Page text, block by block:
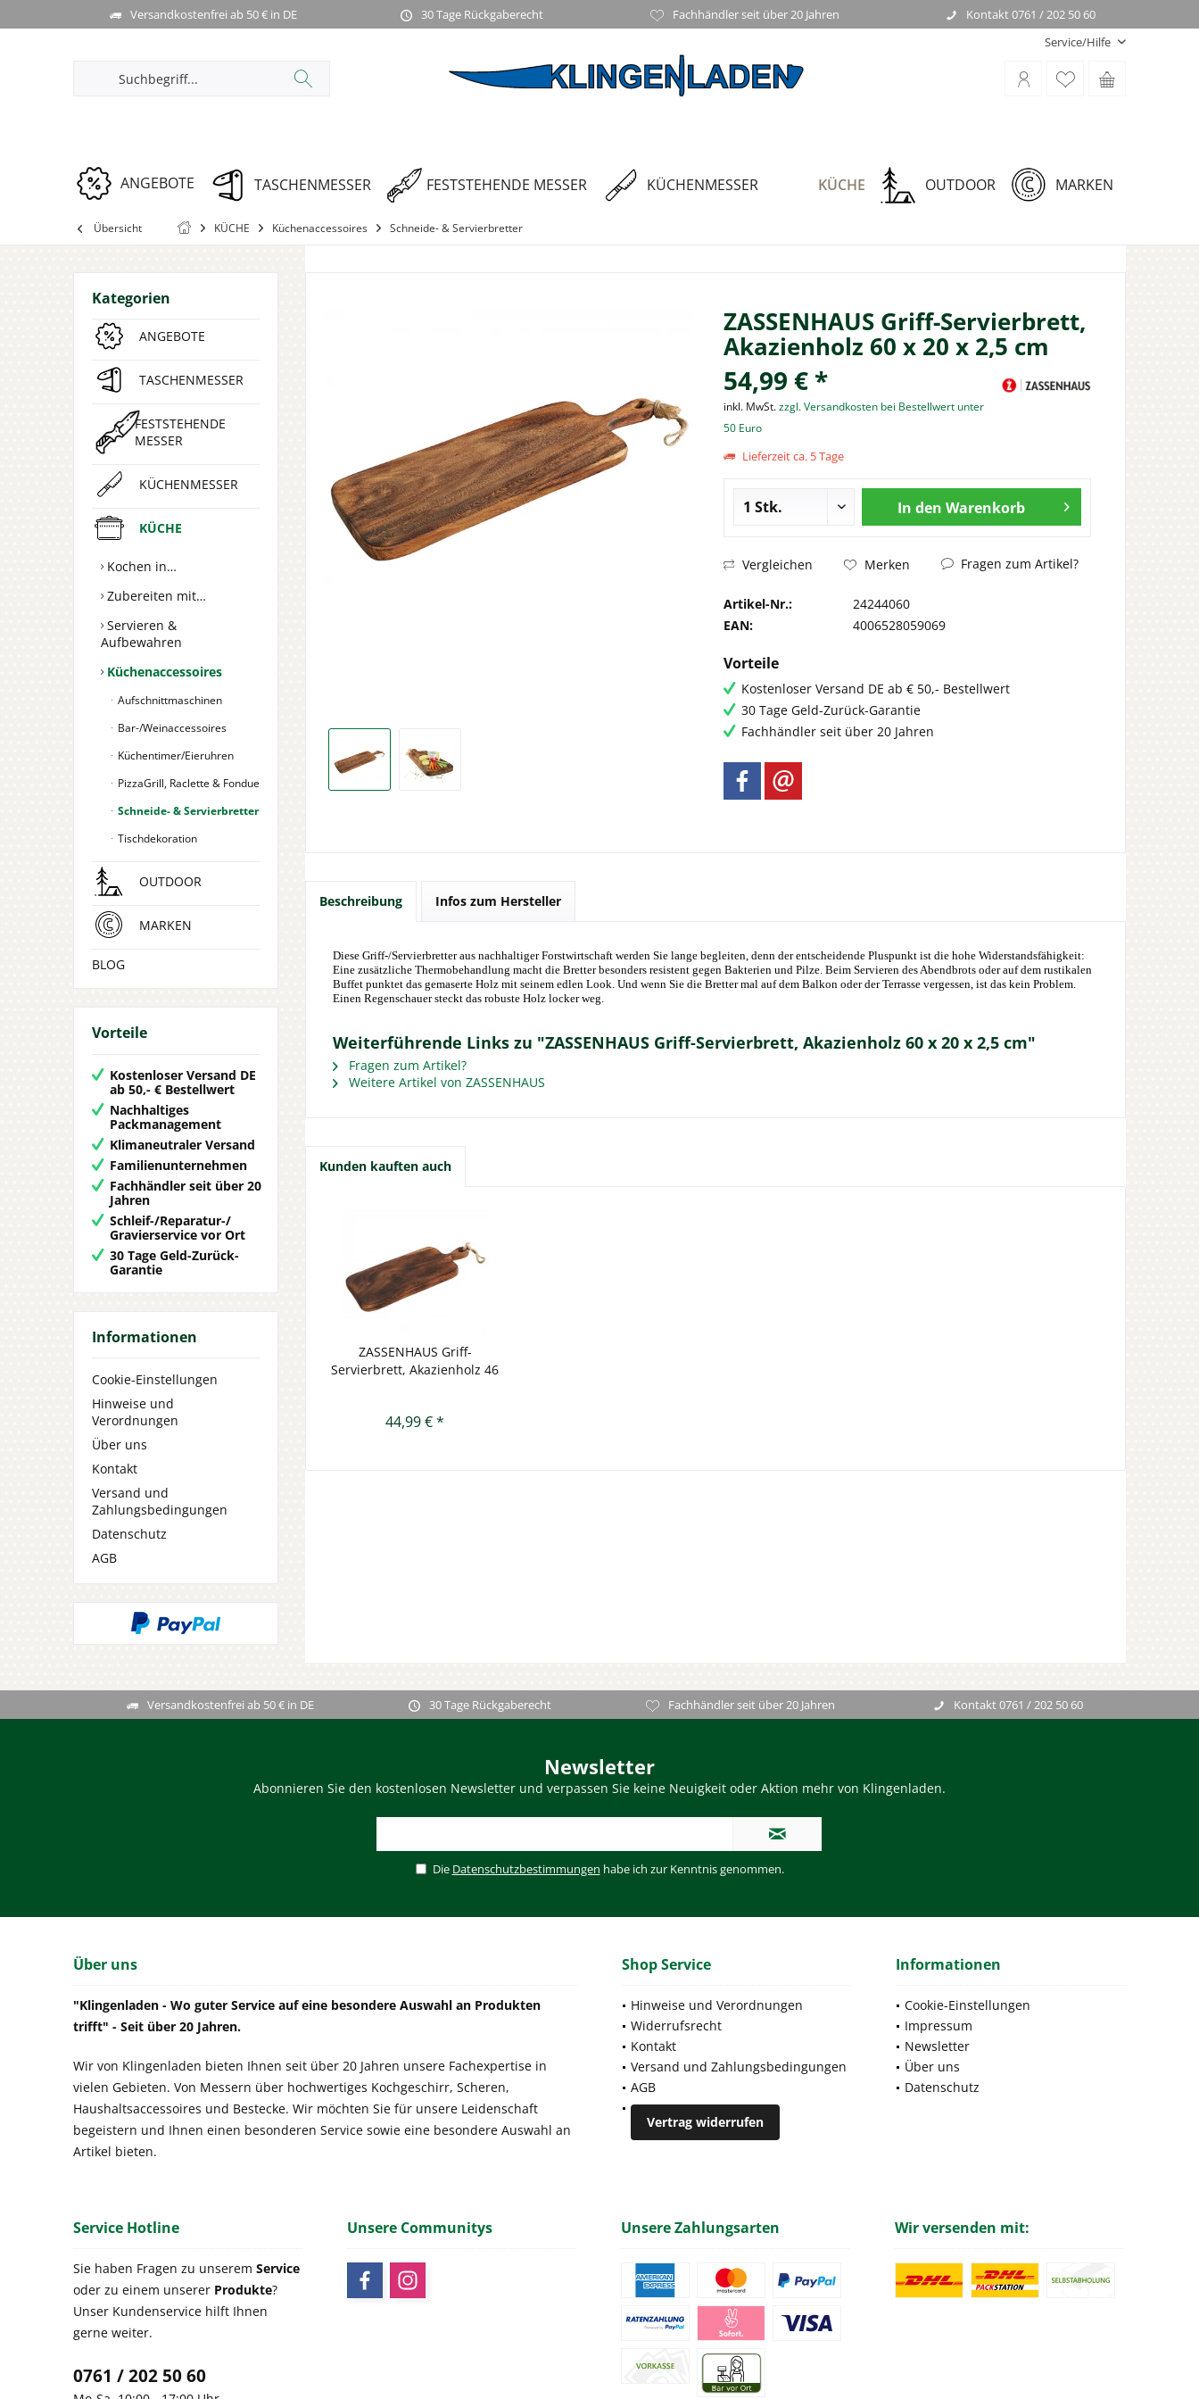
Versandkostenfrei ab 50 € in DE 30 Tage Rückgaberecht Fachhändler seit über 20 Jahren
Kontakt 0761 / 202 50 60
Service/Hilfe
ANGEBOTE TASCHENMESSER FESTSTEHENDE MESSER KÜCHENMESSER KÜCHE OUTDOOR MARKEN
Übersicht KÜCHE Küchenaccessoires Schneide- & Servierbretter
Kategorien
ANGEBOTE
TASCHENMESSER
FESTSTEHENDE
MESSER
KÜCHENMESSER
KÜCHE
Kochen in…
Zubereiten mit…
Servieren &
Aufbewahren
Küchenaccessoires
Aufschnittmaschinen
Bar-/Weinaccessoires
Küchentimer/Eieruhren
PizzaGrill, Raclette & Fondue
Schneide- & Servierbretter
Tischdekoration
OUTDOOR
MARKEN
BLOG
Vorteile
Kostenloser Versand DE
ab 50,- € Bestellwert
Nachhaltiges
Packmanagement
Klimaneutraler Versand
Familienunternehmen
Fachhändler seit über 20
Jahren
Schleif-/Reparatur-/
Gravierservice vor Ort
30 Tage Geld-Zurück-
Garantie
Informationen
Cookie-Einstellungen
Hinweise und
Verordnungen
Über uns
Kontakt
Versand und
Zahlungsbedingungen
Datenschutz
AGB
ZASSENHAUS Griff-Servierbrett,
Akazienholz 60 x 20 x 2,5 cm
54,99 € *
inkl. MwSt.zzgl. Versandkosten bei Bestellwert unter
50 Euro
Lieferzeit ca. 5 Tage
In den Warenkorb
Vergleichen Merken Fragen zum Artikel?
Artikel-Nr.:
24244060
EAN:
4006528059069
Vorteile
Kostenloser Versand DE ab € 50,- Bestellwert
30 Tage Geld-Zurück-Garantie
Fachhändler seit über 20 Jahren
Beschreibung Infos zum Hersteller
Diese Griff-/Servierbretter aus nachhaltiger Forstwirtschaft werden Sie lange begleiten, denn der entscheidende Pluspunkt ist die hohe Widerstandsfähigkeit:
Eine zusätzliche Thermobehandlung macht die Bretter besonders resistent gegen Bakterien und Pilze. Beim Servieren des Abendbrots oder auf dem rustikalen
Buffet punktet das gemaserte Holz mit seinem edlen Look. Und wenn Sie die Bretter mal auf dem Balkon oder der Terrasse vergessen, ist das kein Problem.
Einen Regenschauer steckt das robuste Holz locker weg.
Weiterführende Links zu "ZASSENHAUS Griff-Servierbrett, Akazienholz 60 x 20 x 2,5 cm"
Fragen zum Artikel?
Weitere Artikel von ZASSENHAUS
Kunden kauften auch
ZASSENHAUS Griff-
Servierbrett, Akazienholz 46
44,99 € *
Versandkostenfrei ab 50 € in DE 30 Tage Rückgaberecht Fachhändler seit über 20 Jahren Kontakt 0761 / 202 50 60
Newsletter
Abonnieren Sie den kostenlosen Newsletter und verpassen Sie keine Neuigkeit oder Aktion mehr von Klingenladen.
Die Datenschutzbestimmungen habe ich zur Kenntnis genommen.
Über uns
"Klingenladen - Wo guter Service auf eine besondere Auswahl an Produkten
trifft" - Seit über 20 Jahren.
Wir von Klingenladen bieten Ihnen seit über 20 Jahren unsere Fachexpertise in
vielen Gebieten. Von Messern über hochwertiges Kochgeschirr, Scheren,
Haushaltsaccessoires und Bestecke. Wir möchten Sie für unsere Leidenschaft
begeistern und Ihnen einen besonderen Service sowie eine besondere Auswahl an
Artikel bieten.
Shop Service
Hinweise und Verordnungen
Widerrufsrecht
Kontakt
Versand und Zahlungsbedingungen
AGB
Vertrag widerrufen
Informationen
Cookie-Einstellungen
Impressum
Newsletter
Über uns
Datenschutz
Service Hotline
Sie haben Fragen zu unserem Service
oder zu einem unserer Produkte?
Unser Kundenservice hilft Ihnen
gerne weiter.
0761 / 202 50 60
Unsere Communitys Unsere Zahlungsarten Wir versenden mit: